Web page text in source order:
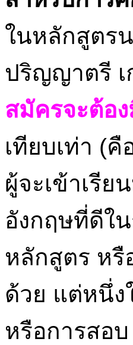
ในหลักสูตร
ปริญญาตรี
สมัครจะต้อ
เทียบเท่า (
ผู้จะเข้าเรี
อังกฤษที่ดีใ
หลักสูตร หรื
ด้วย แต่หนึ่
หรือการสอบ